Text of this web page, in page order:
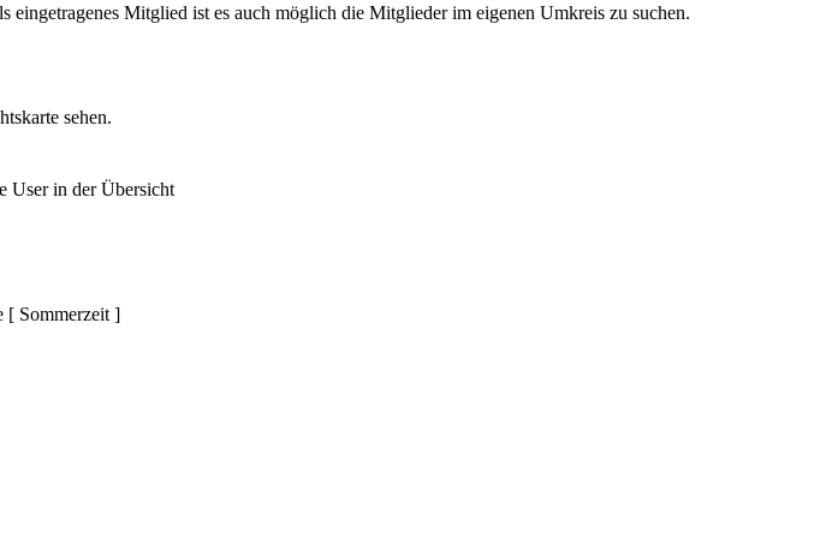
Mitglied ist es auch möglich die Mitglieder im eigenen Umkreis zu suchen.
sehen.
[ Sommerzeit ]